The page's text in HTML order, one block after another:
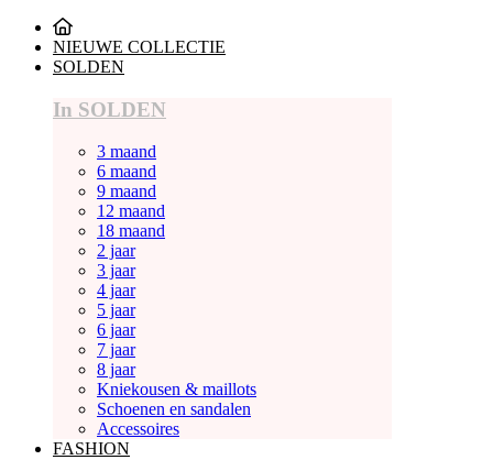
NIEUWE COLLECTIE
SOLDEN
In SOLDEN
3 maand
6 maand
9 maand
12 maand
18 maand
2 jaar
3 jaar
4 jaar
5 jaar
6 jaar
7 jaar
8 jaar
Kniekousen & maillots
Schoenen en sandalen
Accessoires
FASHION